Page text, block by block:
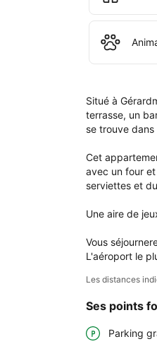
Situé à
terrasse, un
se trouve
Cet
avec un four
serviettes et
Une aire de
Vous
L'aéroport le
Les distances
Ses points
Parking